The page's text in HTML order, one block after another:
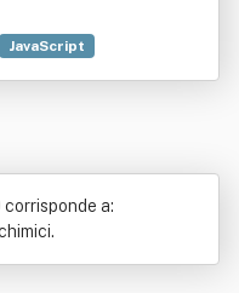
JavaScript
corrisponde a: